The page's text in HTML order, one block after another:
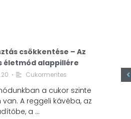
csökkentése – Az
életmód alappillére
• Cukormentes
a cukor szinte
A reggeli kávéba, az
a …
Cukorfogyasztás
egészséges életmód
alappillére